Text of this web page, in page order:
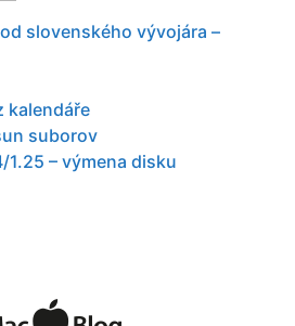
slovenského vývojára –
kalendáře
suborov
1.25 – výmena disku